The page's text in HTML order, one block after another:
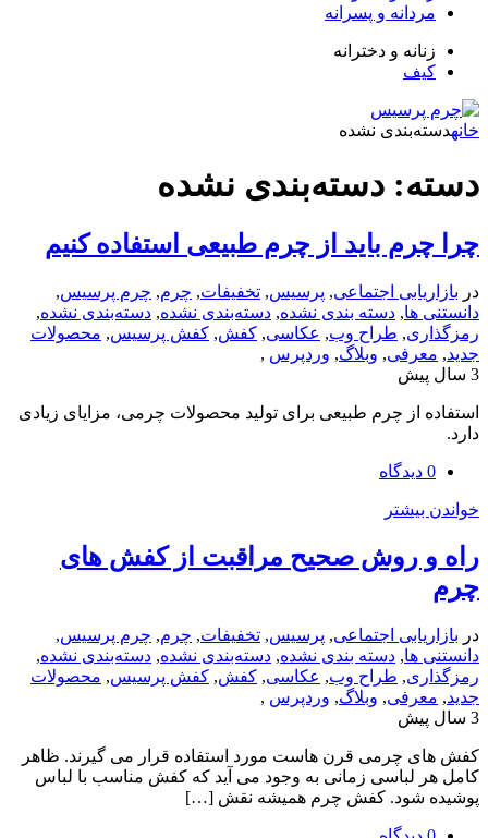
و پسرانه
و دخترانه
نشده
دسته‌بندی نشده
باید از چرم طبیعی استفاده کنیم
اجتماعی پرسیس, تخفیفات ,چرم,چرم پرسیس,
,دسته بندی نشده,دسته‌بندی نشده,دسته‌بندی نشده,
,طراح وب,عکاسی, کفش, کفش پرسیس , محصولات
, وبلاگ, وردپرس ,
از چرم طبیعی برای تولید محصولات چرمی، مزایای زیادی
روش صحیح مراقبت از کفش های
اجتماعی پرسیس, تخفیفات ,چرم,چرم پرسیس,
,دسته بندی نشده,دسته‌بندی نشده,دسته‌بندی نشده,
,طراح وب,عکاسی, کفش, کفش پرسیس , محصولات
, وبلاگ, وردپرس ,
چرمی قرن هاست مورد استفاده قرار می گیرند. ظاهر
لباسی زمانی به وجود می آید که کفش مناسب با لباس
شود. کفش چرم همیشه نقش […]